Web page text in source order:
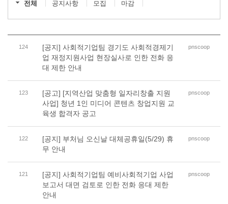
전체 공지사항 모집 마감
124
[공지] 사회적기업팀 경기도 사회적경제기
업 재정지원사업 현장실사로 인한 전화 응
대 제한 안내
pnscoop
123
[공고] [지역산업 맞춤형 일자리창출 지원
사업] 청년 1인 미디어 콘텐츠 창업지원 교
육생 합격자 공고
pnscoop
122
[공지] 부처님 오신날 대체공휴일(5/29) 휴
무 안내
pnscoop
121
[공지] 사회적기업팀 예비사회적기업 사업
보고서 대면 검토로 인한 전화 응대 제한
안내
pnscoop